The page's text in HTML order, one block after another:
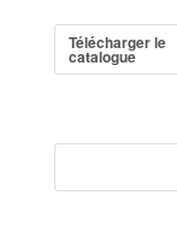
Télécharger le
catalogue